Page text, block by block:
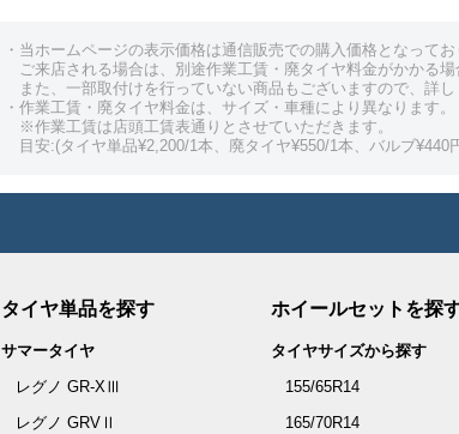
・当ホームページの表示価格は通信販売での購入価格となってお
ご来店される場合は、別途作業工賃・廃タイヤ料金がかかる場
また、一部取付けを行っていない商品もございますので、詳
・作業工賃・廃タイヤ料金は、サイズ・車種により異なります。
※作業工賃は店頭工賃表通りとさせていただきます。
目安:(タイヤ単品¥2,200/1本、廃タイヤ¥550/1本、バルブ¥440
タイヤ単品を探す
サマータイヤ
レグノ GR-XⅢ
レグノ GRVⅡ
ホイールセットを探
タイヤサイズから探す
155/65R14
165/70R14